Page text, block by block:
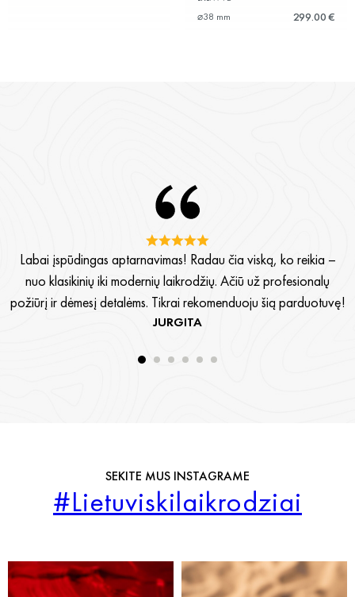
⌀38 mm
299.00 €
Labai įspūdingas aptarnavimas! Radau čia viską, ko reikia –
nuo klasikinių iki modernių laikrodžių. Ačiū už profesionalų
požiūrį ir dėmesį detalėms. Tikrai rekomenduoju šią parduotuvę!
JURGITA
SEKITE MUS INSTAGRAME
#Lietuviskilaikrodziai